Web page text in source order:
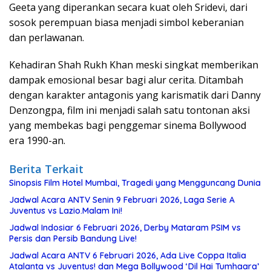
Geeta yang diperankan secara kuat oleh Sridevi, dari
sosok perempuan biasa menjadi simbol keberanian
dan perlawanan.
Kehadiran Shah Rukh Khan meski singkat memberikan
dampak emosional besar bagi alur cerita. Ditambah
dengan karakter antagonis yang karismatik dari Danny
Denzongpa, film ini menjadi salah satu tontonan aksi
yang membekas bagi penggemar sinema Bollywood
era 1990-an.
Berita Terkait
Sinopsis Film Hotel Mumbai, Tragedi yang Mengguncang Dunia
Jadwal Acara ANTV Senin 9 Februari 2026, Laga Serie A
Juventus vs Lazio.Malam Ini!
Jadwal Indosiar 6 Februari 2026, Derby Mataram PSIM vs
Persis dan Persib Bandung Live!
Jadwal Acara ANTV 6 Februari 2026, Ada Live Coppa Italia
Atalanta vs Juventus! dan Mega Bollywood ‘Dil Hai Tumhaara’